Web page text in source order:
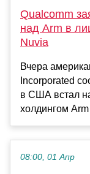
Qualcomm
над Arm в
Nuvia
Вчера
Incorporated
в США встал
холдингом Arm
08:00, 01 Апр